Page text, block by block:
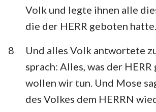
Volk und legte ihnen alle
die der HERR geboten hatte.
8
Und alles Volk antwortete
sprach: Alles, was der HERR
wollen wir tun. Und Mose
des Volkes dem HERRN